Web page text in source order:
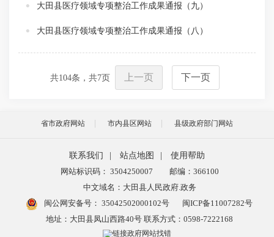
大田县医疗领域专项整治工作成果通报（九）
大田县医疗领域专项整治工作成果通报（八）
共104条，共7页 上一页 下一页
省市政府网站 市内县区网站 县级政府部门网站
联系我们 | 站点地图 |
使用帮助
网站标识码： 3504250007
邮编：366100
中文域名：大田县人民政府.政务
闽公网安备号： 35042502000102号
闽ICP备11007282号
地址：大田县凤山西路40号 联系方式：0598-7222168